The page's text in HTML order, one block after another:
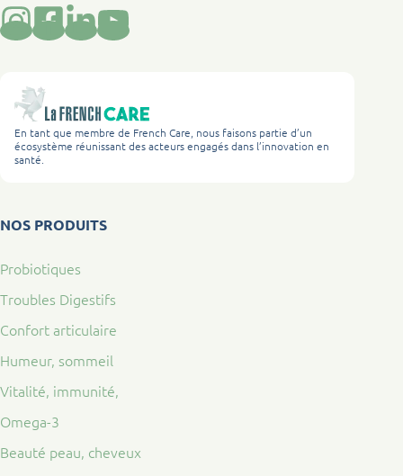
En tant que membre de French Care, nous faisons partie d’un
écosystème réunissant des acteurs engagés dans l’innovation en
santé.
NOS PRODUITS
Probiotiques
Troubles Digestifs
Confort articulaire
Humeur, sommeil
Vitalité, immunité,
Omega-3
Beauté peau, cheveux